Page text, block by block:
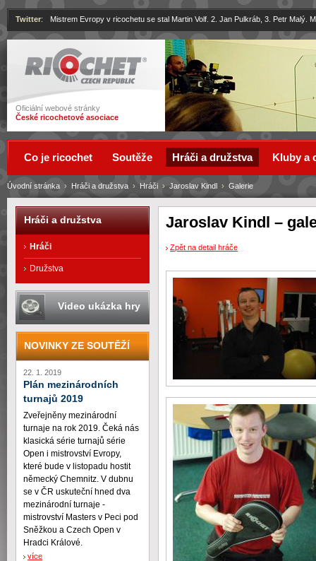
Ricochet
Oficiální webové stránky
České ricochetové asociace
Twitter: Mistrem Evropy v ricochetu se stal Martin Volf. 2. Jan Pulkráb, 3. Petr Malý.
Jaroslav Kindl –
Zpět na detail hráče
Úvodní stránka › Hráči a družstva › Hráči › Jaroslav Kindl › Galerie
Co je ricochet Soutěže Hráči a družstva Kluby a
Hráči a družstva
Hráči
Družstva
Video ukázka hry
NOVINKY ZE SOUTĚŽÍ
22. 1. 2019
Plán mezinárodních
turnajů 2019
Zveřejněny mezinárodní
turnaje na rok 2019. Čeká nás
klasická série turnajů série
Open i mistrovství Evropy,
které bude v listopadu hostit
německý Chemnitz. V dubnu
se v ČR uskuteční hned dva
mezinárodní turnaje -
mistrovství Masters v Peci pod
Sněžkou a Czech Open v
Hradci Králové.
více